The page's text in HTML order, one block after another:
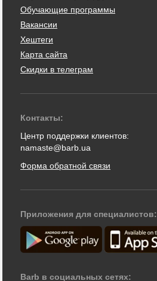
Обучающие программы
Вакансии
Хештеги
Карта сайта
Скидки в телеграм
Контакты:
Центр поддержки клиентов:
namaste@barb.ua
Форма обратной связи
Приложения для специалистов:
Barb в социальных сетях: